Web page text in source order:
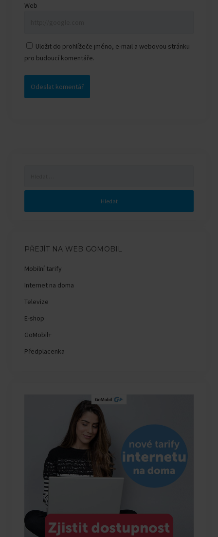
Web
Uložit do prohlížeče jméno, e-mail a webovou stránku
pro budoucí komentáře.
PŘEJÍT NA WEB GOMOBIL
Mobilní tarify
Internet na doma
Televize
E-shop
GoMobil+
Předplacenka